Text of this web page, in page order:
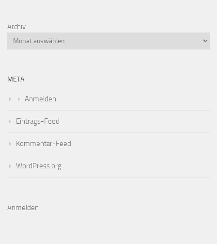
Archiv
META
Anmelden
Eintrags-Feed
Kommentar-Feed
WordPress.org
Anmelden